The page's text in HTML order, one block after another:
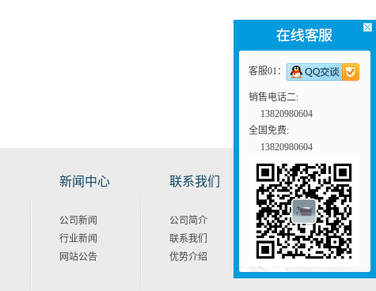
新闻中心
公司新闻
行业新闻
网站公告
联系我们
公司简介
联系我们
优势介绍
客服01：
销售电话二:
13820980604
全国免费:
13820980604